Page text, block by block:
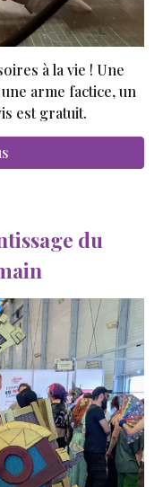
à la vie ! Une
arme factice, un
est gratuit.
du